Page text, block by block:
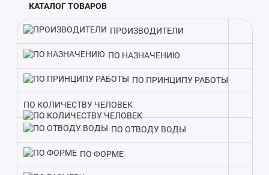
автономной канализации на загородных участках, дачах и в
частных домах с небольшим количеством проживающих.
В комплекте с септиком идет вся необходимая оснастка.
гарантирует слаженную работу всех элементов очистки
стоков.
Благодаря производительности в 15000 литров, Септик
Астра 75 пр. подходит для домов с количеством
проживающих до 75 человек. Поэтому при выборе модели
КАТАЛОГ ТОВАРОВ
ПРОИЗВОДИТЕЛИ
ПО НАЗНАЧЕНИЮ
ПО ПРИНЦИПУ РАБОТЫ
ПО КОЛИЧЕСТВУ ЧЕЛОВЕК
ПО ОТВОДУ ВОДЫ
ПО ФОРМЕ